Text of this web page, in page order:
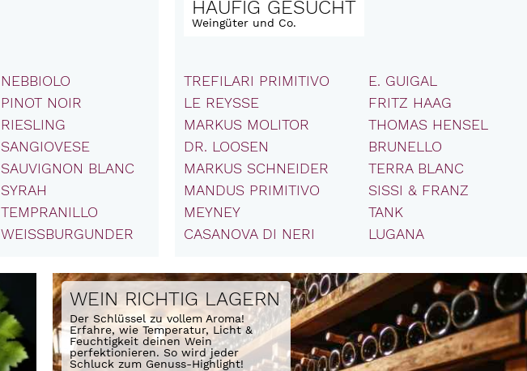
HÄUFIG GESUCHT
Weingüter und Co.
TREFILARI PRIMITIVO
LE REYSSE
MARKUS MOLITOR
DR. LOOSEN
MARKUS SCHNEIDER
MANDUS PRIMITIVO
MEYNEY
CASANOVA DI NERI
E. GUIGAL
FRITZ HAAG
THOMAS HENSEL
BRUNELLO
TERRA BLANC
SISSI & FRANZ
TANK
LUGANA
NEBBIOLO
PINOT NOIR
RIESLING
SANGIOVESE
SAUVIGNON BLANC
SYRAH
TEMPRANILLO
WEISSBURGUNDER
WEIN RICHTIG LAGERN
Der Schlüssel zu vollem Aroma!
Erfahre, wie Temperatur, Licht &
Feuchtigkeit deinen Wein
perfektionieren. So wird jeder
Schluck zum Genuss-Highlight!